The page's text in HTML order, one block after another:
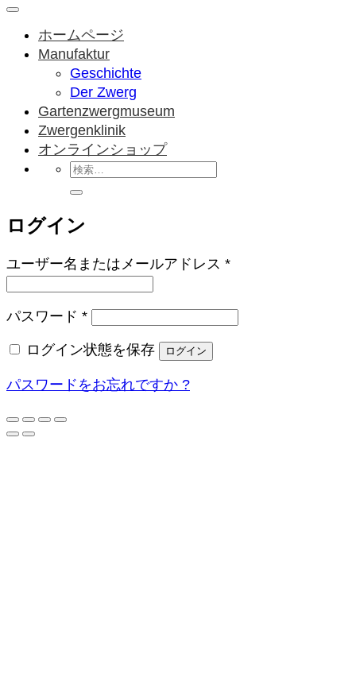
ホームページ
Manufaktur
Geschichte
Der Zwerg
Gartenzwergmuseum
Zwergenklinik
オンラインショップ
検
索
象:
ログイン
ユーザー名またはメールアドレス *必
パスワード *必
ログイン状態を保存
ログイン
パスワードをお忘れですか ?